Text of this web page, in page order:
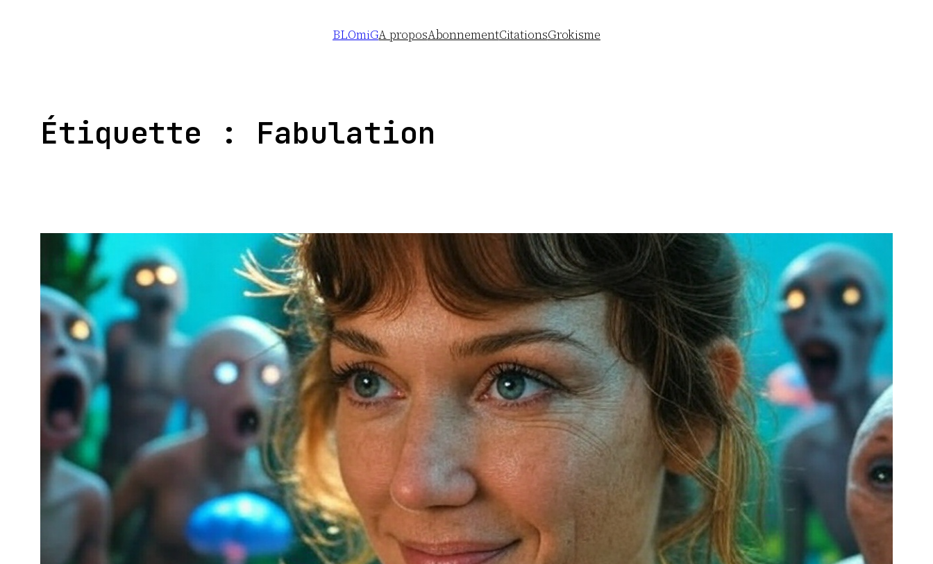
BLOmiGA proposAbonnementCitationsGrokisme
Étiquette : Fabulation